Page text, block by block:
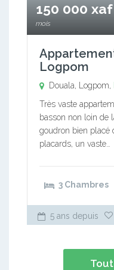
150 000 xaf
mois
Logpom
Douala, Logpom,
Très vaste
basson non loin de
goudron bien placé
placards, un vaste…
3 Chambres
5 ans depuis